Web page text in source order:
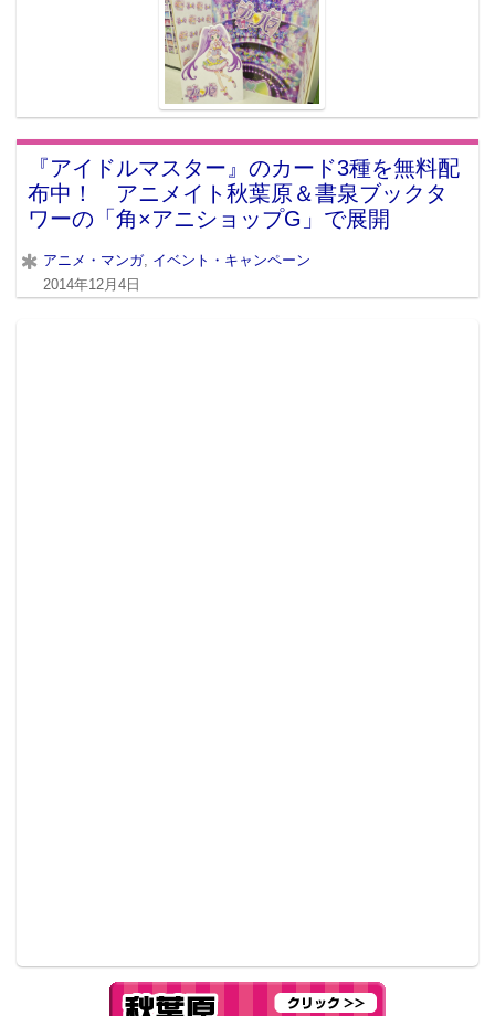
『アイドルマスター』のカード3種を無料配
布中！ アニメイト秋葉原＆書泉ブックタ
ワーの「角×アニショップG」で展開
アニメ・マンガ, イベント・キャンペーン
2014年12月4日